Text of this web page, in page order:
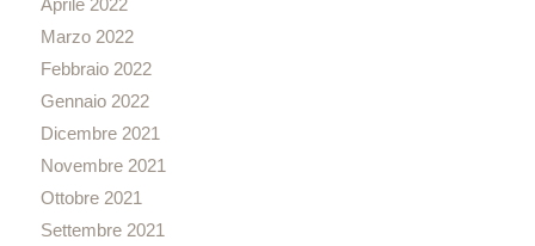
Aprile 2022
Marzo 2022
Febbraio 2022
Gennaio 2022
Dicembre 2021
Novembre 2021
Ottobre 2021
Settembre 2021